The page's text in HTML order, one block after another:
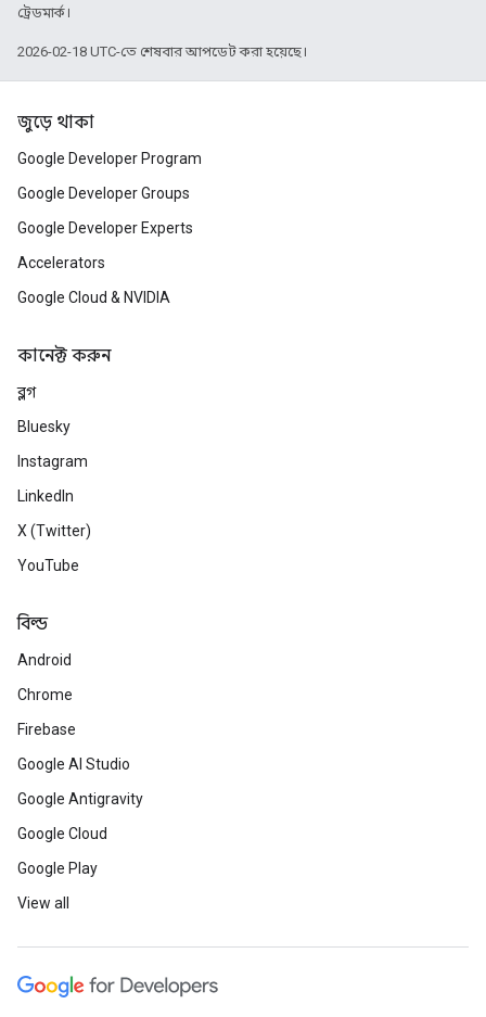
ট্রেডমার্ক।
2026-02-18 UTC-তে শেষবার আপডেট করা হয়েছে।
জুড়ে থাকা
Google Developer Program
Google Developer Groups
Google Developer Experts
Accelerators
Google Cloud & NVIDIA
কানেক্ট করুন
ব্লগ
Bluesky
Instagram
LinkedIn
X (Twitter)
YouTube
বিল্ড
Android
Chrome
Firebase
Google AI Studio
Google Antigravity
Google Cloud
Google Play
View all